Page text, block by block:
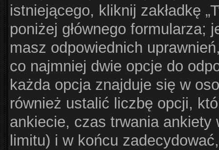
istniejącego, kliknij zakładkę
poniżej głównego formularza;
masz odpowiednich
co najmniej dwie opcje do
każda opcja znajduje się w
również ustalić liczbę opcji,
ankiecie, czas trwania
limitu) i w końcu